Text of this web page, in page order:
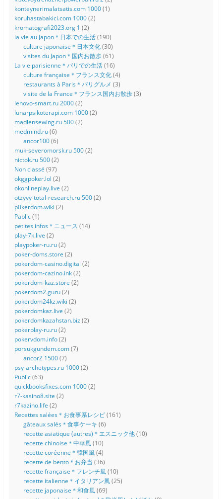
konteynerimalatsatis.com 1000(1)
koruhastabakici.com 1000(2)
kromatografi2023.org 1 (2)
la vie au Japon＊日本での生活(190)
culture japonaise＊日本文化(30)
visites du Japon＊国内お散歩(61)
La vie parisienne＊パリでの生活(16)
culture française＊フランス文化(4)
restaurants à Paris＊パリグルメ (3)
visite de la France＊フランス国内お散歩(3)
lenovo-smart.ru 2000(2)
lunarpsikoterapi.com 1000(2)
madlensewing.ru 500(2)
medmind.ru(6)
ancor100(6)
muk-severomorsk.ru 500(2)
nictok.ru 500(2)
Non classé (97)
okggpoker.lol (2)
okonlineplay.live (2)
otzyvy-total-research.ru 500(2)
p0kerdom.wiki (2)
Pablic(1)
petites infos＊ニュース (14)
play-7k.live (2)
playpoker-ru.ru(2)
poker-doms.store (2)
pokerdom-casino.digital (2)
pokerdom-cazino.ink(2)
pokerdom-kaz.store (2)
pokerdom2.guru(2)
pokerdom24kz.wiki (2)
pokerdomkaz.live (2)
pokerdomkazahstan.biz (2)
pokerplay-ru.ru(2)
pokervdom.info(2)
porsukgundem.com(7)
ancorZ 1500(7)
psy-archetypes.ru 1000(2)
Public(63)
quickbooksfixes.com 1000(2)
r7-kasino8.site (2)
r7kazino.life (2)
Recettes salées＊お食事系レシピ(161)
gâteaux salés＊食事ケーキ (6)
recette asiatique (autres)＊エスニック他(10)
recette chinoise＊中華風(10)
recette coréenne＊韓国風(4)
recette de bento＊お弁当 (36)
recette française＊フレンチ風(10)
recette italienne＊イタリアン風(25)
recette japonaise＊和食風(69)